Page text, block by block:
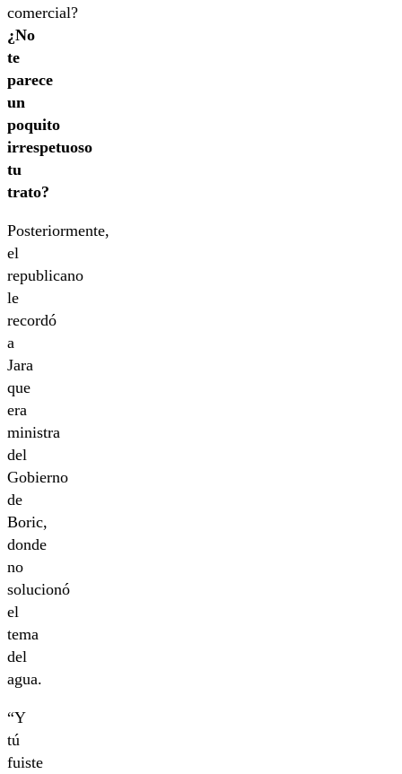
comercial?
¿No
te
parece
un
poquito
irrespetuoso
tu
trato?
Posteriormente,
el
republicano
le
recordó
a
Jara
que
era
ministra
del
Gobierno
de
Boric,
donde
no
solucionó
el
tema
del
agua.
“Y
tú
fuiste